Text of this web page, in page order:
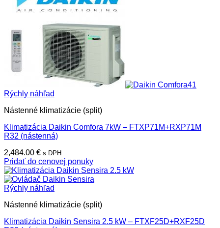
Rýchly náhľad
Nástenné klimatizácie (split)
Klimatizácia Daikin Comfora 7kW – FTXP71M+RXP71M
R32 (nástenná)
2,484.00 € s DPH
Pridať do cenovej ponuky
Rýchly náhľad
Nástenné klimatizácie (split)
Klimatizácia Daikin Sensira 2.5 kW – FTXF25D+RXF25D